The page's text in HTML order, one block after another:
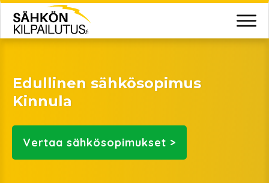
Edullinen sähkösopimus
Kinnula
Vertaa sähkösopimukset >